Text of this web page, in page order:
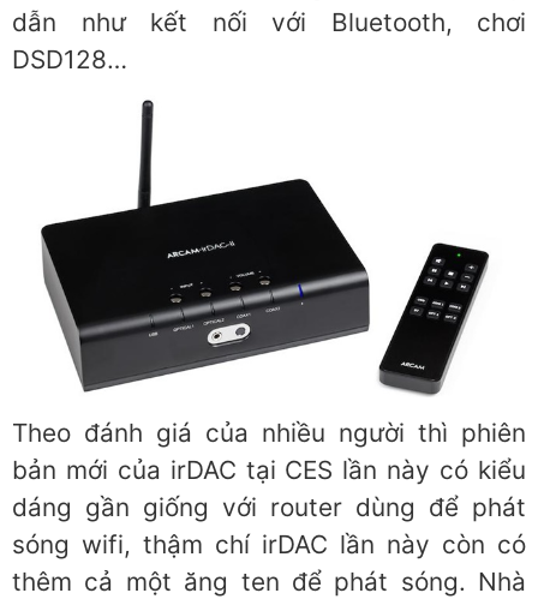
dẫn như kết nối với Bluetooth, chơi
DSD128…
Theo đánh giá của nhiều người thì phiên
bản mới của irDAC tại CES lần này có kiểu
dáng gần giống với router dùng để phát
sóng wifi, thậm chí irDAC lần này còn có
thêm cả một ăng ten để phát sóng. Nhà